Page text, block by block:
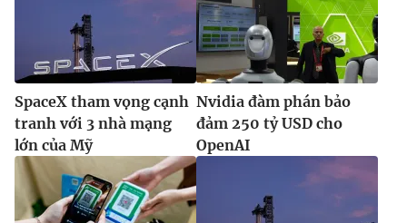
SpaceX tham vọng cạnh
tranh với 3 nhà mạng
lớn của Mỹ
Nvidia đàm phán bảo
đảm 250 tỷ USD cho
OpenAI